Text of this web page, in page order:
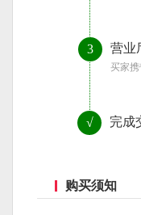
3 营业
买家
√ 完成
购买须知